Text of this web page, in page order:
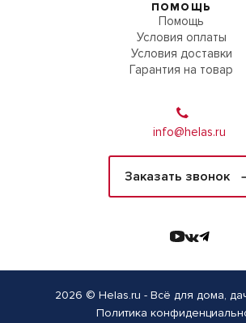
ПОМОЩЬ
Помощь
Условия оплаты
Условия доставки
Гарантия на товар
info@helas.ru
Заказать звонок
2026 © Helas.ru - Всё для дома,
Политика